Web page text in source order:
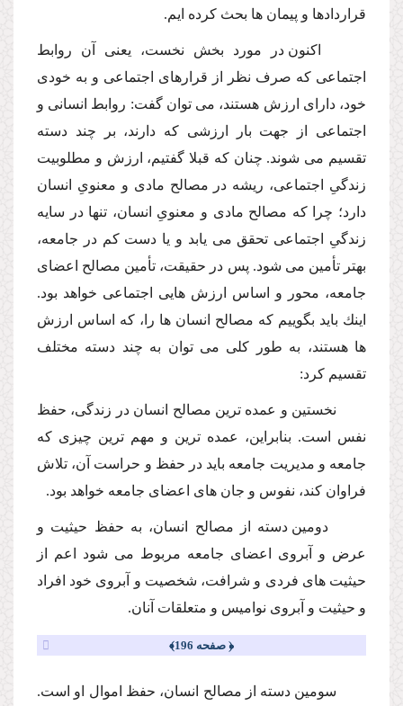
قراردادها و پیمان ها بحث كرده ایم.
اكنون در مورد بخش نخست، یعنى آن روابط
اجتماعى كه صرف نظر از قرارهاى اجتماعى و به خودى
خود، داراى ارزش هستند، مى توان گفت: روابط انسانى و
اجتماعى از جهت بار ارزشى كه دارند، بر چند دسته
تقسیم مى شوند. چنان كه قبلا گفتیم، ارزش و مطلوبیت
زندگىِ اجتماعى، ریشه در مصالح مادى و معنوىِ انسان
دارد؛ چرا كه مصالح مادى و معنوىِ انسان، تنها در سایه
زندگىِ اجتماعى تحقق مى یابد و یا دست كم در جامعه،
بهتر تأمین مى شود. پس در حقیقت، تأمین مصالح اعضاى
جامعه، محور و اساس ارزش هایى اجتماعى خواهد بود.
اینك باید بگوییم كه مصالح انسان ها را، كه اساس ارزش
ها هستند، به طور كلى مى توان به چند دسته مختلف
تقسیم كرد:
نخستین و عمده ترین مصالح انسان در زندگى، حفظ
نفس است. بنابراین، عمده ترین و مهم ترین چیزى كه
جامعه و مدیریت جامعه باید در حفظ و حراست آن، تلاش
فراوان كند، نفوس و جان هاى اعضاى جامعه خواهد بود.
دومین دسته از مصالح انسان، به حفظ حیثیت و
عرض و آبروى اعضاى جامعه مربوط مى شود اعم از
حیثیت هاى فردى و شرافت، شخصیت و آبروى خود افراد
و حیثیت و آبروى نوامیس و متعلقات آنان.
﴿ صفحه 196﴾
سومین دسته از مصالح انسان، حفظ اموال او است.